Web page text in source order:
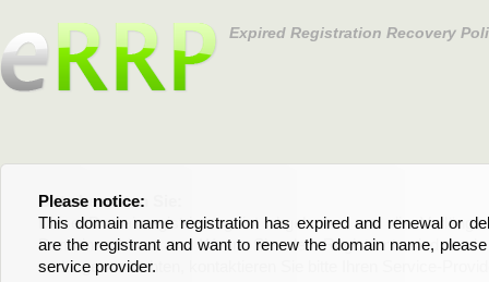
Expired Registration Recovery
Please notice:
This domain name registration has expired and renewal or
are the registrant and want to renew the domain name,
service provider.
Bitte beachten Sie:
Diese Domainregistrierung ist abgelaufen und die
Domain stehen an. Wenn Sie der Registrant sind und
verlängern möchten, kontaktieren Sie bitte Ihren Service-